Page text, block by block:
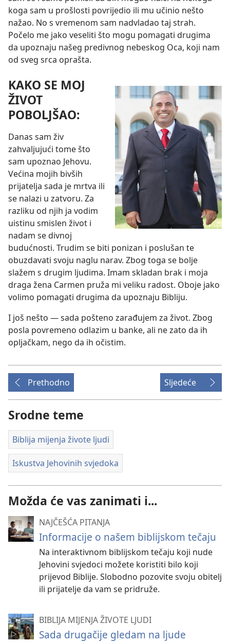
koga sam u prošlosti povrijedio ili mu učinio nešto
nažao. No s vremenom sam nadvladao taj strah.
Počelo me jako veseliti što mogu pomagati drugima
da upoznaju našeg predivnog nebeskog Oca, koji nam
od sveg srca oprašta.
KAKO SE MOJ
ŽIVOT
POBOLJŠAO:
Danas sam živ
zahvaljujući tome što
sam upoznao Jehovu.
Većina mojih bivših
prijatelja sada je mrtva ili
se nalazi u zatvoru. Za
razliku od njih ja vodim
uistinu smislen život i
nadam se divnoj
budućnosti. Trudim se biti ponizan i poslušan te
obuzdavati svoju naglu narav. Zbog toga se bolje
slažem s drugim ljudima. Imam skladan brak i moja
draga žena Carmen pruža mi veliku radost. Oboje jako
volimo pomagati drugima da upoznaju Bibliju.
I još nešto — sada pošteno zarađujem za život. Zbog
posla povremeno odlazim u banke, ali ne zato da ih
opljačkam, nego da ih očistim.
Prethodno Sljedeće
Srodne teme
Biblija mijenja živote ljudi
Iskustva Jehovinih svjedoka
Možda će vas zanimati i...
NAJČEŠĆA PITANJA
Informacije o našem biblijskom tečaju
Na interaktivnom biblijskom tečaju koji nude
Jehovini svjedoci možete koristiti bilo koji
prijevod Biblije. Slobodno pozovite svoju obitelj
ili prijatelje da vam se pridruže.
BIBLIJA MIJENJA ŽIVOTE LJUDI
Sada drugačije gledam na ljude